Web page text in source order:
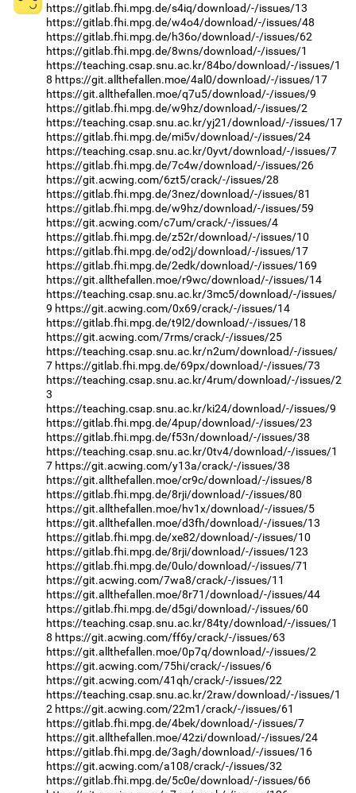
https://gitlab.fhi.mpg.de/s4iq/download/-/issues/13
https://gitlab.fhi.mpg.de/w4o4/download/-/issues/48
https://gitlab.fhi.mpg.de/h36o/download/-/issues/62
https://gitlab.fhi.mpg.de/8wns/download/-/issues/1
https://teaching.csap.snu.ac.kr/84bo/download/-/issues/1
8 https://git.allthefallen.moe/4al0/download/-/issues/17
https://git.allthefallen.moe/q7u5/download/-/issues/9
https://gitlab.fhi.mpg.de/w9hz/download/-/issues/2
https://teaching.csap.snu.ac.kr/yj21/download/-/issues/17
https://gitlab.fhi.mpg.de/mi5v/download/-/issues/24
https://teaching.csap.snu.ac.kr/0yvt/download/-/issues/7
https://gitlab.fhi.mpg.de/7c4w/download/-/issues/26
https://git.acwing.com/6zt5/crack/-/issues/28
https://gitlab.fhi.mpg.de/3nez/download/-/issues/81
https://gitlab.fhi.mpg.de/w9hz/download/-/issues/59
https://git.acwing.com/c7um/crack/-/issues/4
https://gitlab.fhi.mpg.de/z52r/download/-/issues/10
https://gitlab.fhi.mpg.de/od2j/download/-/issues/17
https://gitlab.fhi.mpg.de/2edk/download/-/issues/169
https://git.allthefallen.moe/r9wc/download/-/issues/14
https://teaching.csap.snu.ac.kr/3mc5/download/-/issues/
9 https://git.acwing.com/0x69/crack/-/issues/14
https://gitlab.fhi.mpg.de/t9l2/download/-/issues/18
https://git.acwing.com/7rms/crack/-/issues/25
https://teaching.csap.snu.ac.kr/n2um/download/-/issues/
7 https://gitlab.fhi.mpg.de/69px/download/-/issues/73
https://teaching.csap.snu.ac.kr/4rum/download/-/issues/2
3
https://teaching.csap.snu.ac.kr/ki24/download/-/issues/9
https://gitlab.fhi.mpg.de/4pup/download/-/issues/23
https://gitlab.fhi.mpg.de/f53n/download/-/issues/38
https://teaching.csap.snu.ac.kr/0tv4/download/-/issues/1
7 https://git.acwing.com/y13a/crack/-/issues/38
https://git.allthefallen.moe/cr9c/download/-/issues/8
https://gitlab.fhi.mpg.de/8rji/download/-/issues/80
https://git.allthefallen.moe/hv1x/download/-/issues/5
https://git.allthefallen.moe/d3fh/download/-/issues/13
https://gitlab.fhi.mpg.de/xe82/download/-/issues/10
https://gitlab.fhi.mpg.de/8rji/download/-/issues/123
https://gitlab.fhi.mpg.de/0ulo/download/-/issues/71
https://git.acwing.com/7wa8/crack/-/issues/11
https://git.allthefallen.moe/8r71/download/-/issues/44
https://gitlab.fhi.mpg.de/d5gi/download/-/issues/60
https://teaching.csap.snu.ac.kr/84ty/download/-/issues/1
8 https://git.acwing.com/ff6y/crack/-/issues/63
https://git.allthefallen.moe/0p7q/download/-/issues/2
https://git.acwing.com/75hi/crack/-/issues/6
https://git.acwing.com/41qh/crack/-/issues/22
https://teaching.csap.snu.ac.kr/2raw/download/-/issues/1
2 https://git.acwing.com/22m1/crack/-/issues/61
https://gitlab.fhi.mpg.de/4bek/download/-/issues/7
https://git.allthefallen.moe/42zi/download/-/issues/24
https://gitlab.fhi.mpg.de/3agh/download/-/issues/16
https://git.acwing.com/a108/crack/-/issues/32
https://gitlab.fhi.mpg.de/5c0e/download/-/issues/66